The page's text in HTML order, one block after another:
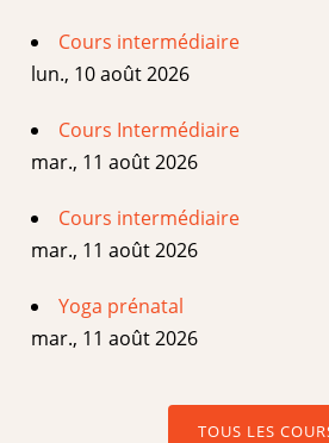
Cours intermédiaire
lun., 10 août 2026
Cours Intermédiaire
mar., 11 août 2026
Cours intermédiaire
mar., 11 août 2026
Yoga prénatal
mar., 11 août 2026
TOUS LES